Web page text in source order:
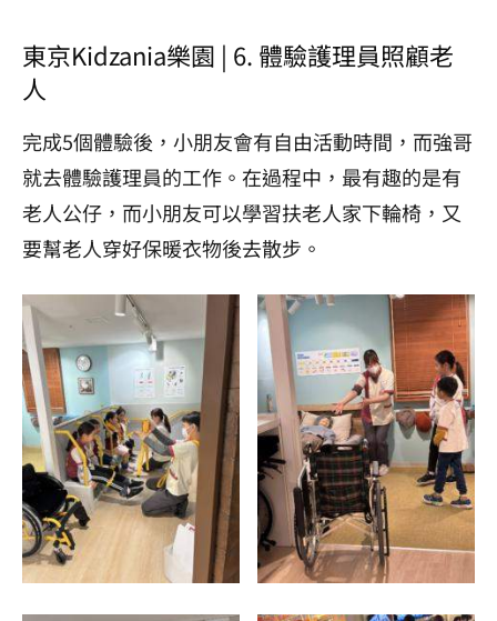
東京Kidzania樂園 | 6. 體驗護理員照顧老
人
完成5個體驗後，小朋友會有自由活動時間，而強哥
就去體驗護理員的工作。在過程中，最有趣的是有
老人公仔，而小朋友可以學習扶老人家下輪椅，又
要幫老人穿好保暖衣物後去散步。